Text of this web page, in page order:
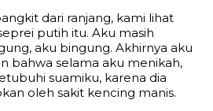
dari ranjang, kami lihat
putih itu. Aku masih
aku bingung. Akhirnya aku
bahwa selama aku menikah,
suamiku, karena dia
oleh sakit kencing manis.